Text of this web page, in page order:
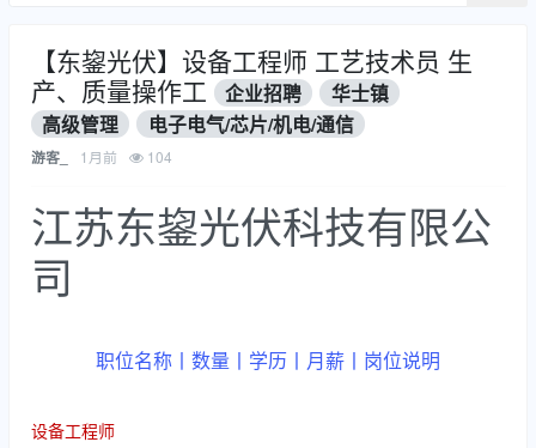
【东鋆光伏】设备工程师 工艺技术员 生
产、质量操作工
企业招聘
华士镇
高级管理
电子电气/芯片/机电/通信
游客_ 1月前 104
江苏东鋆光伏科技有限公
司
职位名称丨数量丨学历丨月薪丨岗位说明
设备工程师